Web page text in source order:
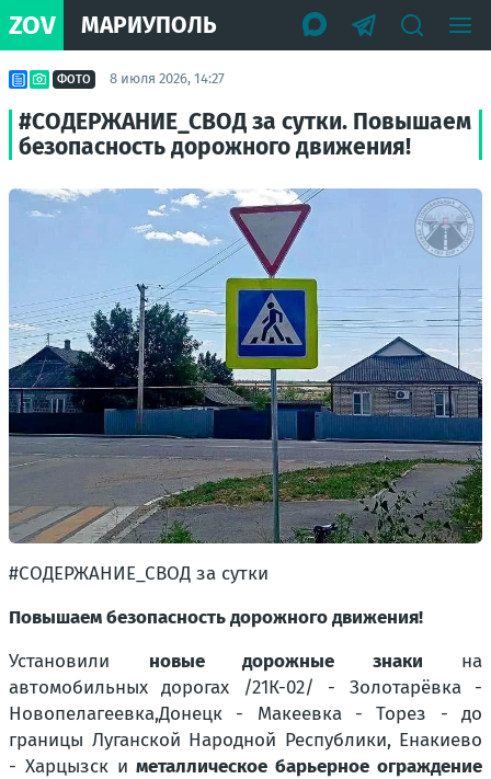
ZOV МАРИУПОЛЬ
ФОТО 8 июля 2026, 14:27
#СОДЕРЖАНИЕ_СВОД за сутки. Повышаем
безопасность дорожного движения!
#СОДЕРЖАНИЕ_СВОД за сутки
Повышаем безопасность дорожного движения!
Установили новые дорожные знаки на
автомобильных дорогах /21К-02/ - Золотарёвка -
Новопелагеевка,Донецк - Макеевка - Торез - до
границы Луганской Народной Республики, Енакиево
- Харцызскиметаллическое барьерное ограждение